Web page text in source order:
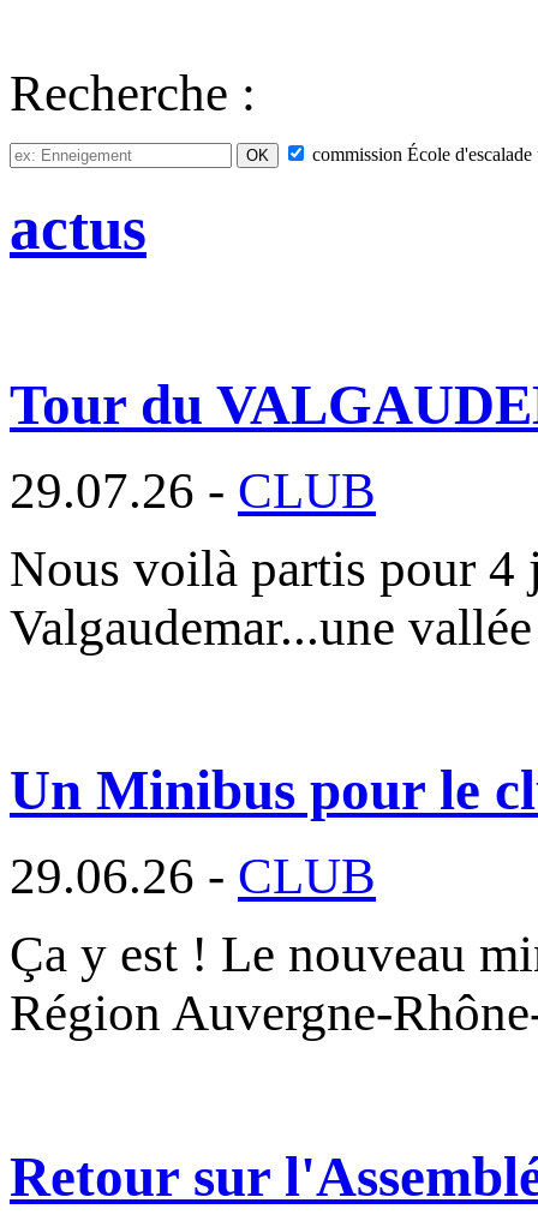
Recherche :
commission École d'escalade
actus
Tour du
29.07.26 - CLUB
Nous voilà partis pour 4
Valgaudemar...une
Un Minibus pour le
29.06.26 - CLUB
Ça y est ! Le nouveau
Région Auvergne-
Retour sur